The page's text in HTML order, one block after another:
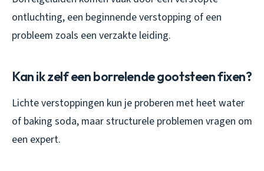
ontluchting, een beginnende verstopping of een
probleem zoals een verzakte leiding.
Kan ik zelf een borrelende gootsteen fixen?
Lichte verstoppingen kun je proberen met heet water
of baking soda, maar structurele problemen vragen om
een expert.